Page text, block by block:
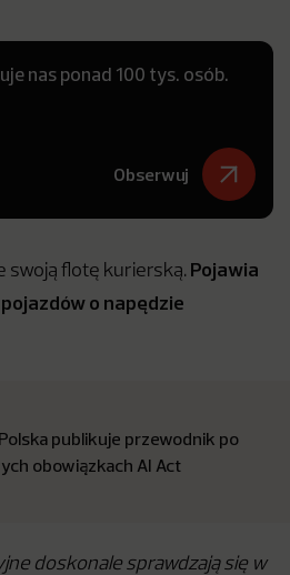
nas ponad 100 tys. osób.
Obserwuj
swoją flotę kurierską. Pojawia
o napędzie
publikuje przewodnik po
obowiązkach AI Act
doskonale sprawdzają się w